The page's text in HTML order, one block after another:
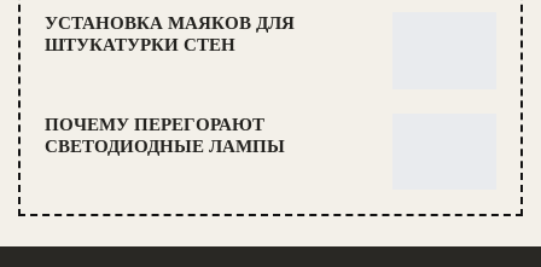
УСТАНОВКА МАЯКОВ ДЛЯ
ШТУКАТУРКИ СТЕН
ПОЧЕМУ ПЕРЕГОРАЮТ
СВЕТОДИОДНЫЕ ЛАМПЫ